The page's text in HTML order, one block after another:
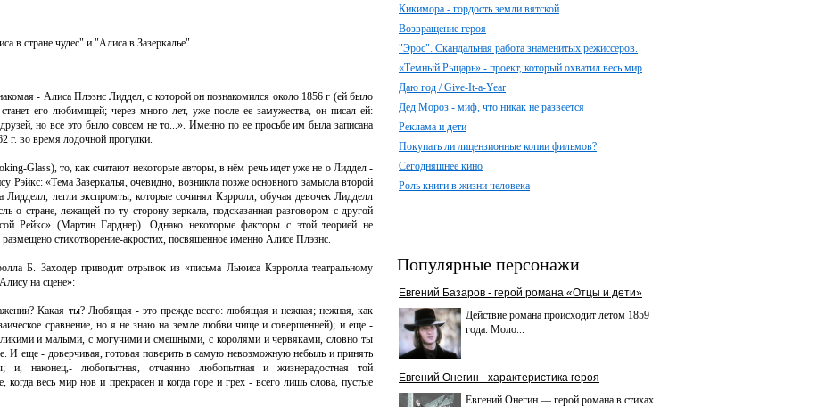
в стране чудес" и "Алиса в Зазеркалье"
- Алиса Плэзнс Лиддел, с которой он познакомился около 1856 г (ей было
его любимицей; через много лет, уже после ее замужества, он писал ей:
но все это было совсем не то...». Именно по ее просьбе им была записана
г. во время лодочной прогулки.
Glass), то, как считают некоторые авторы, в нём речь идет уже не о Лиддел -
Рэйкс: «Тема Зазеркалья, очевидно, возникла позже основного замысла второй
Лидделл, легли экспромты, которые сочинял Кэрролл, обучая девочек Лидделл
стране, лежащей по ту сторону зеркала, подсказанная разговором с другой
Рейкс» (Мартин Гарднер). Однако некоторые факторы с этой теорией не
размещено стихотворение-акростих, посвященное именно Алисе Плэзнс.
Б. Заходер приводит отрывок из «письма Льюиса Кэрролла театральному
на сцене»:
Какая ты? Любящая - это прежде всего: любящая и нежная; нежная, как
сравнение, но я не знаю на земле любви чище и совершенней); и еще -
и малыми, с могучими и смешными, с королями и червяками, словно ты
И еще - доверчивая, готовая поверить в самую невозможную небыль и принять
и, наконец,- любопытная, отчаянно любопытная и жизнерадостная той
когда весь мир нов и прекрасен и когда горе и грех - всего лишь слова, пустые
Кикимора - гордость земли вятской
Возвращение героя
"Эрос". Скандальная работа знаменитых режиссеров.
«Темный Рыцарь» - проект, который охватил весь мир
Даю год / Give-It-a-Year
Дед Мороз - миф, что никак не развеется
Реклама и дети
Покупать ли лицензионные копии фильмов?
Сегодняшнее кино
Роль книги в жизни человека
Популярные персонажи
Евгений Базаров - герой романа «Отцы и дети»
Действие романа происходит летом 1859
года. Моло...
Евгений Онегин - характеристика героя
Евгений Онегин — герой романа в стихах